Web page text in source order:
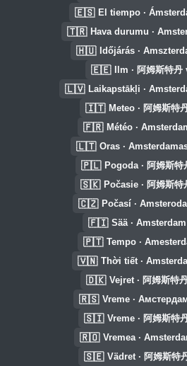
🇪🇸 El tiempo ·
🇹🇷 Hava durumu ·
🇭🇺 Időjárás ·
🇪🇪 Ilm · 阿姆斯特
🇱🇻 Laikapstākļi ·
🇮🇹 Meteo · 阿姆斯特
🇫🇷 Météo ·
🇱🇹 Oras ·
🇵🇱 Pogoda · 阿姆斯
🇸🇰 Počasie · 阿姆斯
🇨🇿 Počasí ·
🇫🇮 Sää ·
🇵🇹 Tempo ·
🇻🇳 Thời tiết ·
🇩🇰 Vejret · 阿姆斯特
🇷🇸 Vreme ·
🇸🇮 Vreme · 阿姆斯特
🇷🇴 Vremea ·
🇸🇪 Vädret · 阿姆斯特